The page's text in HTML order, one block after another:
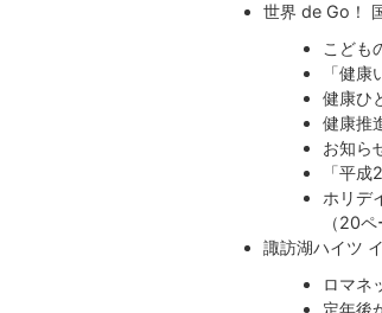
世界 de Go！
こども
「健
健康ひ
健康推
お知ら
「平
ホリデ
（20
諏訪湖ハイツ
ロマネ
定年後